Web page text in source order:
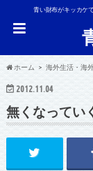
青い財布がキッカケ
ホーム 海外生活・海
2012.11.04
無くなってい